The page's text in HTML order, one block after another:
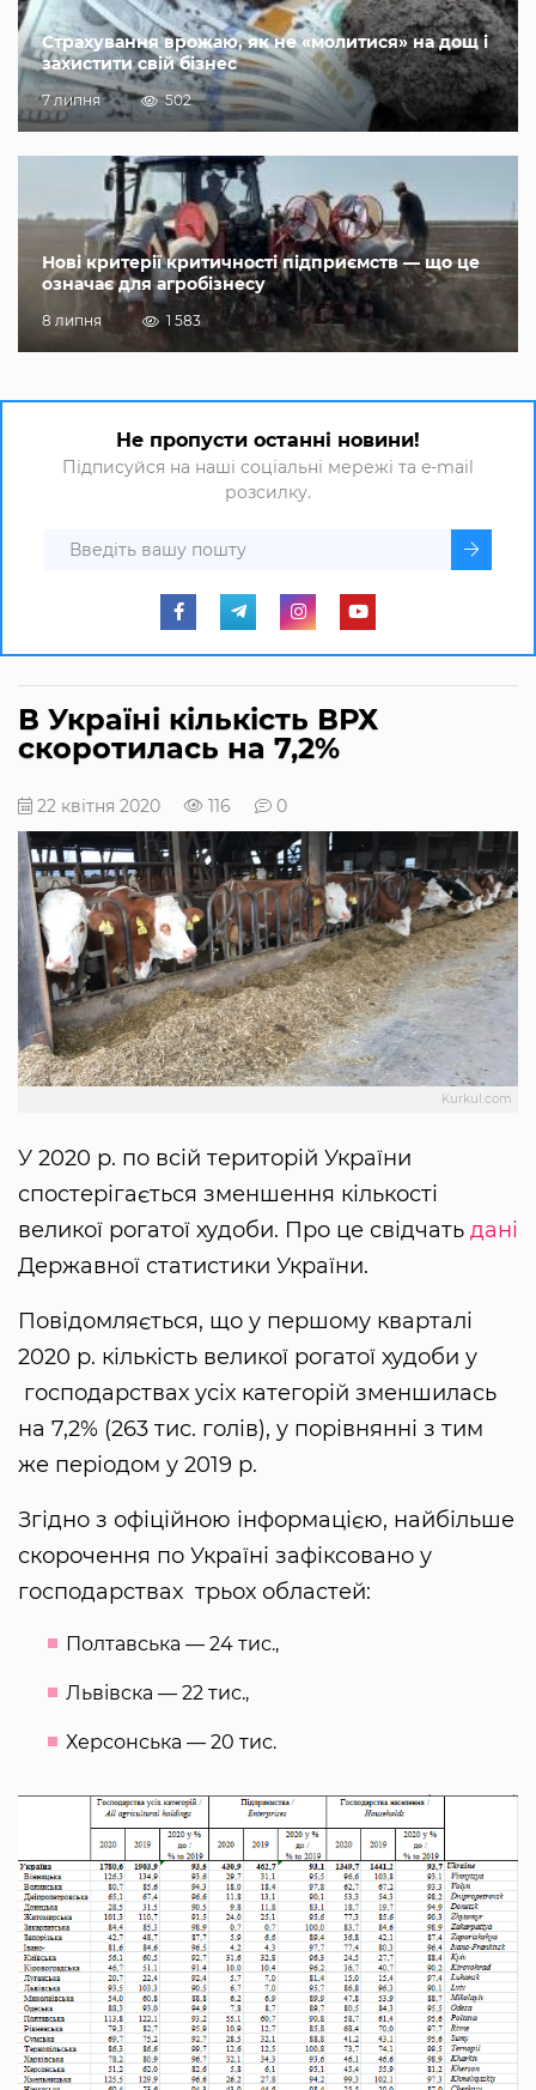
Страхування врожаю, як не «молитися» на дощ і
захистити свій бізнес
7 липня 502
Нові критерії критичності підприємств — що це
означає для агробізнесу
8 липня 1 583
Не пропусти останні новини!
Підписуйся на наші соціальні мережі та e-mail
розсилку.
В Україні кількість ВРХ
скоротилась на 7,2%
22 квітня 2020 116 0
Kurkul.com
У 2020 р. по всій територій України
спостерігається зменшення кількості
великої рогатої худоби. Про це свідчать дані
Державної статистики України.
Повідомляється, що у першому кварталі
2020 р. кількість великої рогатої худоби у
господарствах усіх категорій зменшилась
на 7,2% (263 тис. голів), у порівнянні з тим
же періодом у 2019 р.
Згідно з офіційною інформацією, найбільше
скорочення по Україні зафіксовано у
господарствах трьох областей:
Полтавська — 24 тис.,
Львівска — 22 тис.,
Херсонська — 20 тис.